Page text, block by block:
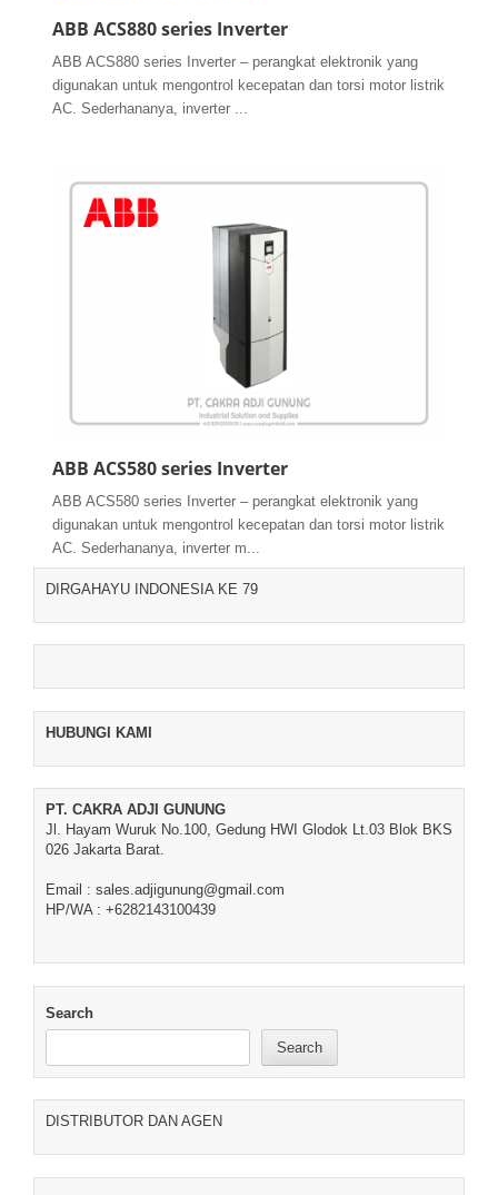
ABB ACS880 series Inverter
ABB ACS880 series Inverter – perangkat elektronik yang
digunakan untuk mengontrol kecepatan dan torsi motor listrik
AC. Sederhananya, inverter ...
ABB ACS580 series Inverter
ABB ACS580 series Inverter – perangkat elektronik yang
digunakan untuk mengontrol kecepatan dan torsi motor listrik
AC. Sederhananya, inverter m...
DIRGAHAYU INDONESIA KE 79
HUBUNGI KAMI
PT. CAKRA ADJI GUNUNG
Jl. Hayam Wuruk No.100, Gedung HWI Glodok Lt.03 Blok BKS
026 Jakarta Barat.
Email : sales.adjigunung@gmail.com
HP/WA : +6282143100439
Search
Search
DISTRIBUTOR DAN AGEN